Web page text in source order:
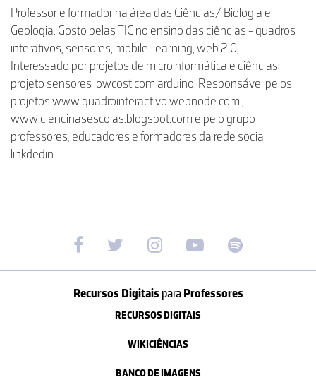
Professor e formador na área das Ciências/ Biologia e
Geologia. Gosto pelas TIC no ensino das ciências - quadros
interativos, sensores, mobile-learning, web 2.0,...
Interessado por projetos de microinformática e ciências:
projeto sensores lowcost com arduino. Responsável pelos
projetos www.quadrointeractivo.webnode.com ,
www.ciencinasescolas.blogspot.com e pelo grupo
professores, educadores e formadores da rede social
linkdedin.
Recursos Digitais paraProfessores
RECURSOS DIGITAIS
WIKICIÊNCIAS
BANCO DE IMAGENS